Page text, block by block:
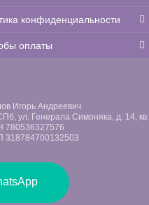
конфиденциальности
оплаты
Игорь Андреевич
ул. Генерала Симоняка, д. 14, кв.
780536327576